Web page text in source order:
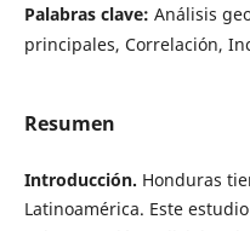
Palabras clave: Análisis
principales, Correlación,
Resumen
Introducción. Honduras
Latinoamérica. Este